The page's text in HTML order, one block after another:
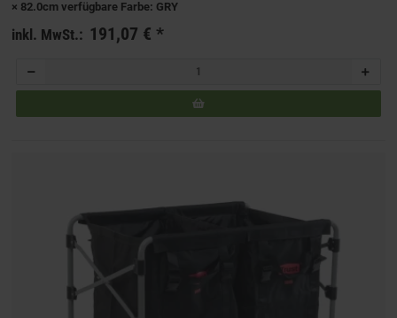
× 82.0cm verfügbare Farbe: GRY
inkl. MwSt.: 191,07 €*